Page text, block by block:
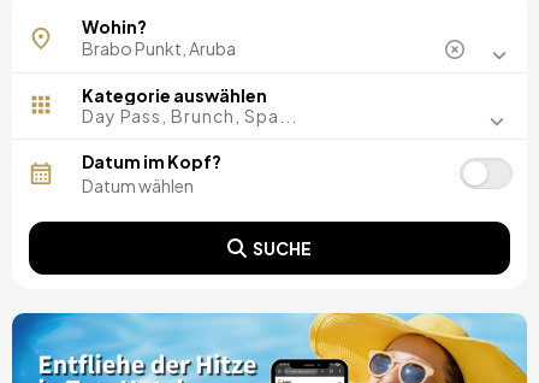
Palm-Eagle-Strand
Wohin?
Kategorie auswählen
Day Pass, Brunch, Spa...
Datum im Kopf?
SUCHE